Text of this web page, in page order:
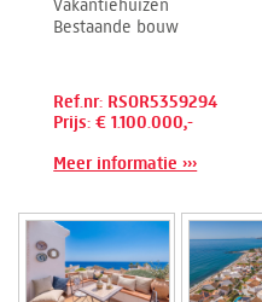
Vakantiehuizen
Bestaande bouw
Ref.nr: RSOR5359294
Prijs: € 1.100.000,-
Meer informatie ›››